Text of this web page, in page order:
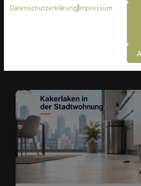
Das könnte Sie
Datenschutzerklärung Impressum